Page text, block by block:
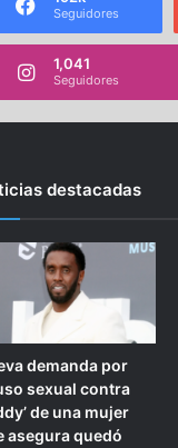
Seguidores
1,041
Seguidores
destacadas
demanda por
sexual contra
de una mujer
asegura quedó